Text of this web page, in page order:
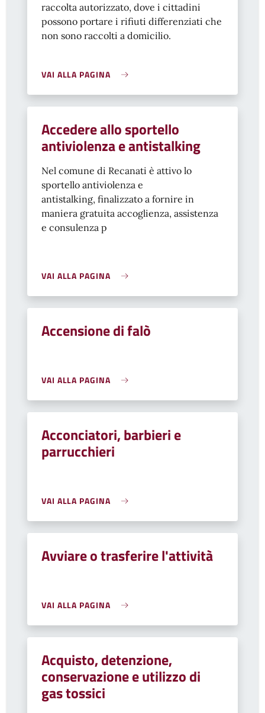
raccolta autorizzato, dove i cittadini
possono portare i rifiuti differenziati che
non sono raccolti a domicilio.
VAI ALLA PAGINA
Accedere allo sportello
antiviolenza e antistalking
Nel comune di Recanati è attivo lo
sportello antiviolenza e
antistalking, finalizzato a fornire in
maniera gratuita accoglienza, assistenza
e consulenza p
VAI ALLA PAGINA
Accensione di falò
VAI ALLA PAGINA
Acconciatori, barbieri e
parrucchieri
VAI ALLA PAGINA
Avviare o trasferire l'attività
VAI ALLA PAGINA
Acquisto, detenzione,
conservazione e utilizzo di
gas tossici